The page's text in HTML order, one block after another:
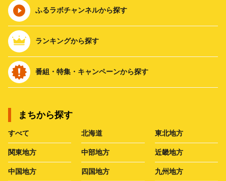
ふるラボチャンネルから探す
ランキングから探す
番組・特集・キャンペーンから探す
まちから探す
すべて 北海道 東北地方
関東地方 中部地方 近畿地方
中国地方 四国地方 九州地方